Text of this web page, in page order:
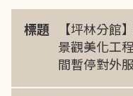
標題
【坪林分館
景觀美化工
間暫停對外